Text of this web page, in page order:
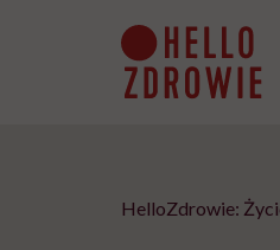
HelloZdrowie: